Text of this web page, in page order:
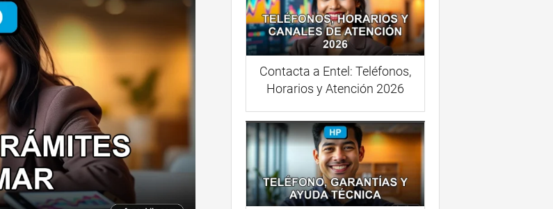
Contacta a Entel: Teléfonos,
Horarios y Atención 2026